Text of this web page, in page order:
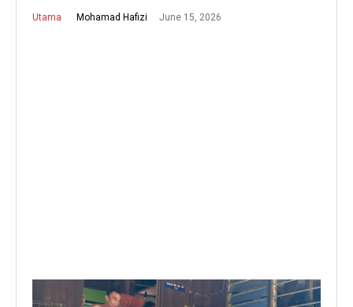
Utama Mohamad Hafizi June 15, 2026